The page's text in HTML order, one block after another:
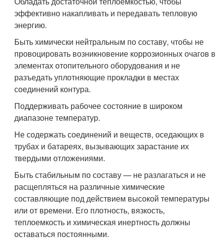
эффективно накапливать и передавать тепловую
энергию.
Быть химически нейтральным по составу, чтобы не
провоцировать возникновение коррозионных очагов в
элементах отопительного оборудования и не
разъедать уплотняющие прокладки в местах
соединений контура.
Поддерживать рабочее состояние в широком
диапазоне температур.
Не содержать соединений и веществ, оседающих в
трубах и батареях, вызывающих зарастание их
твердыми отложениями.
Быть стабильным по составу — не разлагаться и не
расщепляться на различные химические
составляющие под действием высокой температуры
или от времени. Его плотность, вязкость,
теплоемкость и химическая инертность должны
оставаться постоянными.